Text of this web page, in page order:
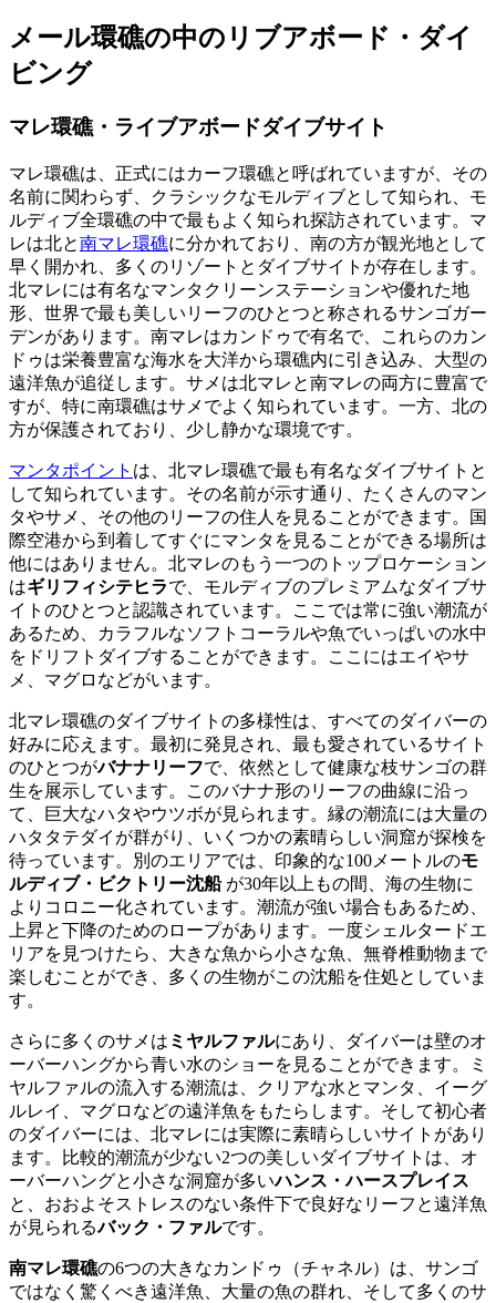
メール環礁の中のリブアボード・ダイ
ビング
マレ環礁・ライブアボードダイブサイト
マレ環礁は、正式にはカーフ環礁と呼ばれていますが、その
名前に関わらず、クラシックなモルディブとして知られ、モ
ルディブ全環礁の中で最もよく知られ探訪されています。マ
レは北と南マレ環礁に分かれており、南の方が観光地として
早く開かれ、多くのリゾートとダイブサイトが存在します。
北マレには有名なマンタクリーンステーションや優れた地
形、世界で最も美しいリーフのひとつと称されるサンゴガー
デンがあります。南マレはカンドゥで有名で、これらのカン
ドゥは栄養豊富な海水を大洋から環礁内に引き込み、大型の
遠洋魚が追従します。サメは北マレと南マレの両方に豊富で
すが、特に南環礁はサメでよく知られています。一方、北の
方が保護されており、少し静かな環境です。
マンタポイント は、北マレ環礁で最も有名なダイブサイトと
して知られています。その名前が示す通り、たくさんのマン
タやサメ、その他のリーフの住人を見ることができます。国
際空港から到着してすぐにマンタを見ることができる場所は
他にはありません。北マレのもう一つのトップロケーション
はギリフィシテヒラで、モルディブのプレミアムなダイブサ
イトのひとつと認識されています。ここでは常に強い潮流が
あるため、カラフルなソフトコーラルや魚でいっぱいの水中
をドリフトダイブすることができます。ここにはエイやサ
メ、マグロなどがいます。
北マレ環礁のダイブサイトの多様性は、すべてのダイバーの
好みに応えます。最初に発見され、最も愛されているサイト
のひとつがバナナリーフで、依然として健康な枝サンゴの群
生を展示しています。このバナナ形のリーフの曲線に沿っ
て、巨大なハタやウツボが見られます。縁の潮流には大量の
ハタタテダイが群がり、いくつかの素晴らしい洞窟が探検を
待っています。別のエリアでは、印象的な100メートルのモ
ルディブ・ビクトリー沈船が30年以上もの間、海の生物に
よりコロニー化されています。潮流が強い場合もあるため、
上昇と下降のためのロープがあります。一度シェルタードエ
リアを見つけたら、大きな魚から小さな魚、無脊椎動物まで
楽しむことができ、多くの生物がこの沈船を住処としていま
す。
さらに多くのサメは ミヤルファルにあり、ダイバーは壁のオ
ーバーハングから青い水のショーを見ることができます。ミ
ヤルファルの流入する潮流は、クリアな水とマンタ、イーグ
ルレイ、マグロなどの遠洋魚をもたらします。そして初心者
のダイバーには、北マレには実際に素晴らしいサイトがあり
ます。比較的潮流が少ない2つの美しいダイブサイトは、オ
ーバーハングと小さな洞窟が多いハンス・ハースプレイス
と、おおよそストレスのない条件下で良好なリーフと遠洋魚
が見られるバック・ファルです。
南マレ環礁の6つの大きなカンドゥ（チャネル）は、サンゴ
ではなく驚くべき遠洋魚、大量の魚の群れ、そして多くのサ